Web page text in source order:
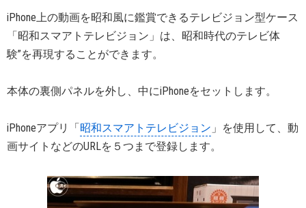
iPhone上の動画を昭和風に鑑賞できるテレビジョン型ケース
「昭和スマアトテレビジョン」は、昭和時代のテレビ体
験”を再現することができます。
本体の裏側パネルを外し、中にiPhoneをセットします。
iPhoneアプリ「昭和スマアトテレビジョン 」を使用して、動
画サイトなどのURLを５つまで登録します。